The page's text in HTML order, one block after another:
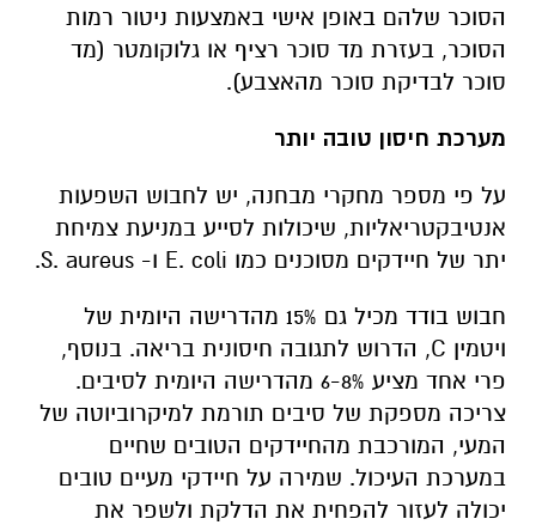
הסוכר שלהם באופן אישי באמצעות ניטור רמות
הסוכר, בעזרת מד סוכר רציף או גלוקומטר (מד
סוכר לבדיקת סוכר מהאצבע).
מערכת חיסון טובה יותר
על פי מספר מחקרי מבחנה, יש לחבוש השפעות
אנטיבקטריאליות, שיכולות לסייע במניעת צמיחת
יתר של חיידקים מסוכנים כמו E. coli ו- S. aureus.
חבוש בודד מכיל גם 15% מהדרישה היומית של
ויטמין C, הדרוש לתגובה חיסונית בריאה. בנוסף,
פרי אחד מציע 6-8% מהדרישה היומית לסיבים.
צריכה מספקת של סיבים תורמת למיקרוביוטה של
המעי, המורכבת מהחיידקים הטובים שחיים
במערכת העיכול. שמירה על חיידקי מעיים טובים
יכולה לעזור להפחית את הדלקת ולשפר את